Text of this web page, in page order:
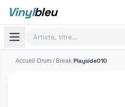
Vinylbleu
Accueil /Drum / Break/Playside010